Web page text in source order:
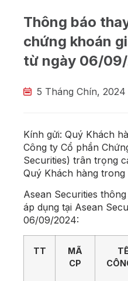
Thông báo
chứng khoán
từ ngày 06/
5 Tháng Chín, 2024
Kính gửi: Quý Khách
Công ty Cổ phần
Securities) trân trọng
Quý Khách hàng trong
Asean Securities
áp dụng tại Asean
06/09/2024:
TT
MÃ
CP